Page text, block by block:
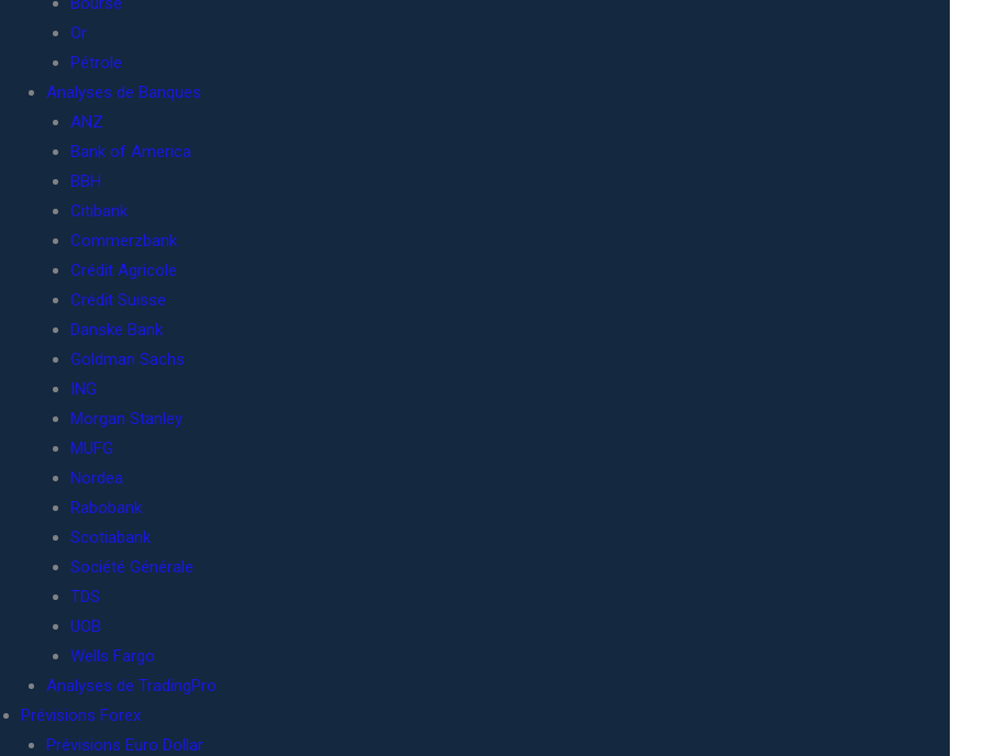
Or
Pétrole
Analyses de Banques
ANZ
Bank of America
BBH
Citibank
Commerzbank
Crédit Agricole
Crédit Suisse
Danske Bank
Goldman Sachs
ING
Morgan Stanley
MUFG
Nordea
Rabobank
Scotiabank
Société Générale
TDS
UOB
Wells Fargo
Analyses de TradingPro
Prévisions Forex
Prévisions Euro Dollar